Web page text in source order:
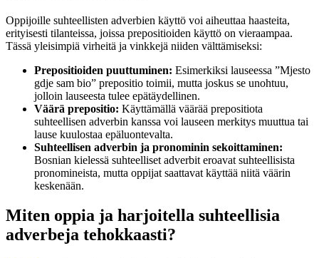
Oppijoille suhteellisten adverbien käyttö voi aiheuttaa haasteita,
erityisesti tilanteissa, joissa prepositioiden käyttö on vieraampaa.
Tässä yleisimpiä virheitä ja vinkkejä niiden välttämiseksi:
Prepositioiden puuttuminen: Esimerkiksi lauseessa ”Mjesto
gdje sam bio” prepositio toimii, mutta joskus se unohtuu,
jolloin lauseesta tulee epätäydellinen.
Väärä prepositio: Käyttämällä väärää prepositiota
suhteellisen adverbin kanssa voi lauseen merkitys muuttua tai
lause kuulostaa epäluontevalta.
Suhteellisen adverbin ja pronominin sekoittaminen:
Bosnian kielessä suhteelliset adverbit eroavat suhteellisista
pronomineista, mutta oppijat saattavat käyttää niitä väärin
keskenään.
Miten oppia ja harjoitella suhteellisia
adverbeja tehokkaasti?